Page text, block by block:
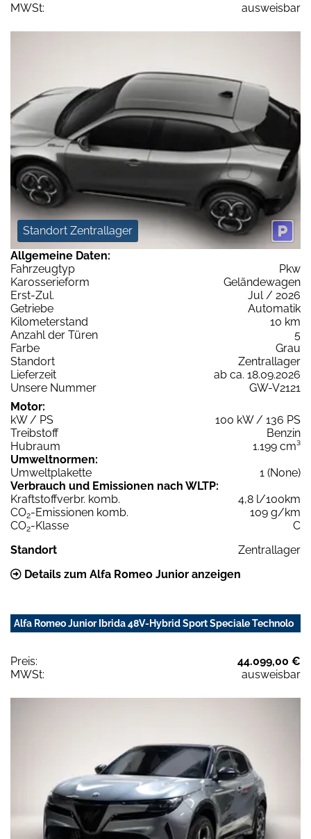
MWSt:
ausweisbar
Standort Zentrallager
Allgemeine Daten:
Fahrzeugtyp
Pkw
Karosserieform
Geländewagen
Erst-Zul.
Jul / 2026
Getriebe
Automatik
Kilometerstand
10 km
Anzahl der Türen
5
Farbe
Grau
Standort
Zentrallager
Lieferzeit
ab ca. 18.09.2026
Unsere Nummer
GW-V2121
Motor:
kW / PS
100 kW / 136 PS
Treibstoff
Benzin
Hubraum
1.199 cm³
Umweltnormen:
Umweltplakette
1 (None)
Verbrauch und Emissionen nach WLTP:
Kraftstoffverbr. komb.
4,8 l/100km
CO2-Emissionen komb.
109 g/km
CO2-Klasse
C
Standort
Zentrallager
Details zum Alfa Romeo Junior anzeigen
Alfa Romeo Junior Ibrida 48V-Hybrid Sport Speciale Technolo
Preis:
44.099,00 €
MWSt:
ausweisbar